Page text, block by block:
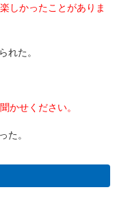
しかったことがありま
れた。
かせください。
た。